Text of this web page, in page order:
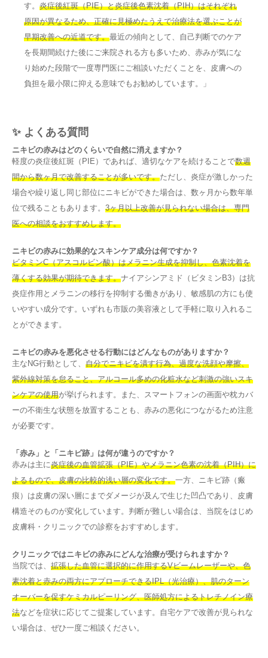
す。 炎症後紅斑（PIE）と炎症後色素沈着（PIH）はそれぞれ
原因が異なるため、正確に見極めたうえで治療法を選ぶことが
早期改善への近道です。最近の傾向として、自己判断でのケア
を長期間続けた後にご来院される方も多いため、赤みが気にな
り始めた段階で一度専門医にご相談いただくことを、皮膚への
負担を最小限に抑える意味でもお勧めしています。」
✨ よくある質問
ニキビの赤みはどのくらいで自然に消えますか？
軽度の炎症後紅斑（PIE）であれば、適切なケアを続けることで数週
間から数ヶ月で改善することが多いです。ただし、炎症が激しかった
場合や繰り返し同じ部位にニキビができた場合は、数ヶ月から数年単
位で残ることもあります。 3ヶ月以上改善が見られない場合は、専門
医への相談をおすすめします。
ニキビの赤みに効果的なスキンケア成分は何ですか？
ビタミンC（アスコルビン酸）はメラニン生成を抑制し、色素沈着を
薄くする効果が期待できます。ナイアシンアミド（ビタミンB3）は抗
炎症作用とメラニンの移行を抑制する働きがあり、敏感肌の方にも使
いやすい成分です。いずれも市販の美容液として手軽に取り入れるこ
とができます。
ニキビの赤みを悪化させる行動にはどんなものがありますか？
主なNG行動として、 自分でニキビを潰す行為、過度な洗顔や摩擦、
紫外線対策を怠ること、アルコール多めの化粧水など刺激の強いスキ
ンケアの使用が挙げられます。また、スマートフォンの画面や枕カバ
ーの不衛生な状態を放置することも、赤みの悪化につながるため注意
が必要です。
「赤み」と「ニキビ跡」は何が違うのですか？
赤みは主に炎症後の血管拡張（PIE）やメラニン色素の沈着（PIH）に
よるもので、皮膚の比較的浅い層の変化です。一方、ニキビ跡（瘢
痕）は皮膚の深い層にまでダメージが及んで生じた凹凸であり、皮膚
構造そのものが変化しています。判断が難しい場合は、当院をはじめ
皮膚科・クリニックでの診察をおすすめします。
クリニックではニキビの赤みにどんな治療が受けられますか？
当院では、 拡張した血管に選択的に作用するVビームレーザーや、色
素沈着と赤みの両方にアプローチできるIPL（光治療）、肌のターン
オーバーを促すケミカルピーリング、医師処方によるトレチノイン療
法などを症状に応じてご提案しています。自宅ケアで改善が見られな
い場合は、ぜひ一度ご相談ください。